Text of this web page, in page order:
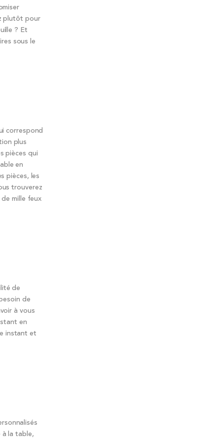
plutôt pour
? Et
sous le
correspond
plus
pièces qui
en
pièces, les
trouverez
mille feux
de
de
à vous
en
instant et
la table,